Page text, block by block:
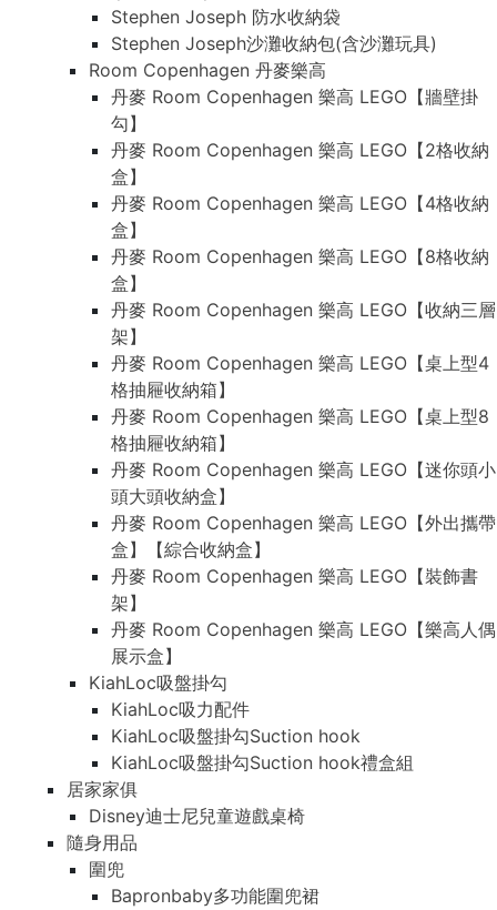
Stephen Joseph 防水收納袋
Stephen Joseph沙灘收納包(含沙灘玩具)
Room Copenhagen 丹麥樂高
丹麥 Room Copenhagen 樂高 LEGO【牆壁掛
勾】
丹麥 Room Copenhagen 樂高 LEGO【2格收納
盒】
丹麥 Room Copenhagen 樂高 LEGO【4格收納
盒】
丹麥 Room Copenhagen 樂高 LEGO【8格收納
盒】
丹麥 Room Copenhagen 樂高 LEGO【收納三層
架】
丹麥 Room Copenhagen 樂高 LEGO【桌上型4
格抽屜收納箱】
丹麥 Room Copenhagen 樂高 LEGO【桌上型8
格抽屜收納箱】
丹麥 Room Copenhagen 樂高 LEGO【迷你頭小
頭大頭收納盒】
丹麥 Room Copenhagen 樂高 LEGO【外出攜帶
盒】【綜合收納盒】
丹麥 Room Copenhagen 樂高 LEGO【裝飾書
架】
丹麥 Room Copenhagen 樂高 LEGO【樂高人偶
展示盒】
KiahLoc吸盤掛勾
KiahLoc吸力配件
KiahLoc吸盤掛勾Suction hook
KiahLoc吸盤掛勾Suction hook禮盒組
居家家俱
Disney迪士尼兒童遊戲桌椅
隨身用品
圍兜
Bapronbaby多功能圍兜裙